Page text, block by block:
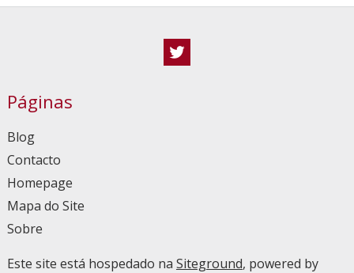
Páginas
Blog
Contacto
Homepage
Mapa do Site
Sobre
Este site está hospedado na Siteground, powered by